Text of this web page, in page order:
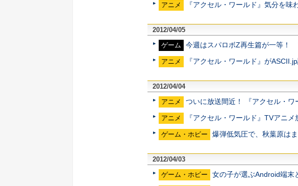
アニメ
『アクセル・ワールド』気分を
2012/04/05
ゲーム
今週はスパロボZ再生篇が一等！
アニメ 『アクセル・ワールド』が
2012/04/04
アニメ
ついに放送間近！ 『アクセル・ワ
アニメ 『アクセル・ワールド』TVアニ
ゲーム・ホビー 爆弾低気圧で、秋葉原は
2012/04/03
ゲーム・ホビー
女の子が選ぶAndroid端末